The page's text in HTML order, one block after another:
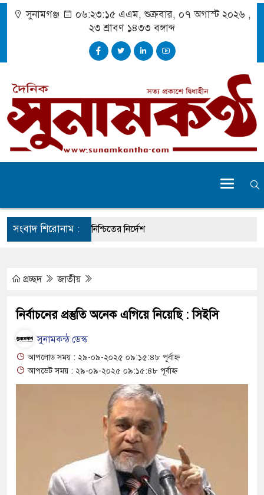
সুনামগঞ্জ ০৬:২৩:১৬ এএম, শুক্রবার, ০৭ অগাস্ট ২০২৬ ,
২৩ শ্রাবণ ১৪৩৩ বঙ্গাব্দ
সংবাদ শিরোনাম :
আহতদের চিকিৎসা নিশ্চিতের নির্দেশ
পালিত
চলাচল
হাওরের শত শত শিক্ষার্থীর
রফিকুল ইসলামের প্রতিপক্ষের সব অভিযোগ
প্রচ্ছদ জাতীয়
নির্বাচনের প্রস্তুতি অনেক এগিয়ে নিয়েছি : সিইসি
সুনামকন্ঠ ডেস্ক
আপলোড সময় : ২৯-০৯-২০২৫ ০৯:১৫:৪৮ পূর্বাহ্ন
আপডেট সময় : ২৯-০৯-২০২৫ ০৯:১৫:৪৮ পূর্বাহ্ন